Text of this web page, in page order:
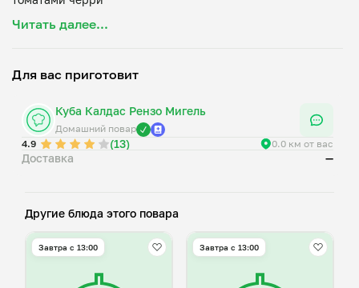
Читать далее...
Для вас приготовит
Куба Калдас Рензо Мигель
Домашний повар
4.9
(13) 0.0 км от вас
Доставка —
Другие блюда этого повара
Завтра c 13:00 Завтра c 13:00